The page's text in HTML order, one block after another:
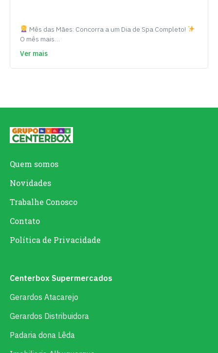
Mês das Mães: Concorra a um Dia de Spa Completo!
O mês mais…
Ver mais
Quem somos
Novidades
Trabalhe Conosco
Contato
Política de Privacidade
Centerbox Supermercados
Gerardos Atacarejo
Gerardos Distribuidora
Padaria dona Lêda